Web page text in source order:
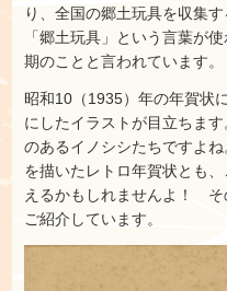
り、全国の郷土玩具を収集
「郷土玩具」という言葉が
期のことと言われています。
昭和10（1935）年の年賀状
にしたイラストが目立ちま
のあるイノシシたちですよ
を描いたレトロ年賀状とも
えるかもしれませんよ！ そ
ご紹介しています。